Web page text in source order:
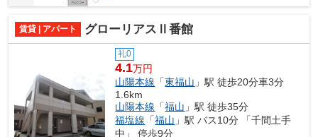
賃貸 | アパート グローリアスⅡ番館
礼0
4.1万円
山陽本線 「東福山 」駅 徒歩20分車3分
1.6km
山陽本線 「福山 」駅 徒歩35分
福塩線 「福山 」駅 バス10分 「千間土手
中」 停歩9分